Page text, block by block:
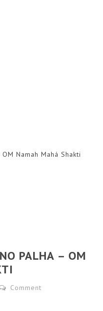
Namah Mahá Shakti
PALHA – OM
Comment